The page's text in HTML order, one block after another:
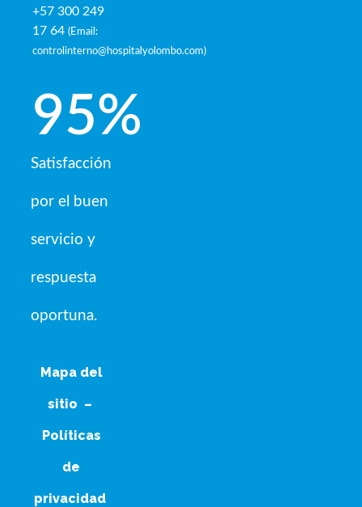
+57 300 249
17 64 (Email:
controlinterno@hospitalyolombo.com)
Satisfacción
por el buen
servicio y
respuesta
oportuna.
95%
Mapa del
sitio –
Políticas
de
privacidad